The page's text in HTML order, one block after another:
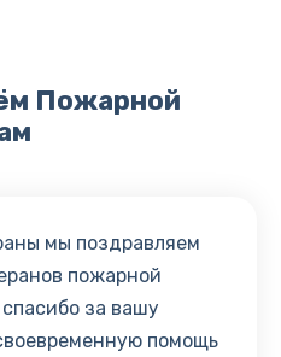
Пожарной
мы поздравляем
пожарной
за вашу
помощь